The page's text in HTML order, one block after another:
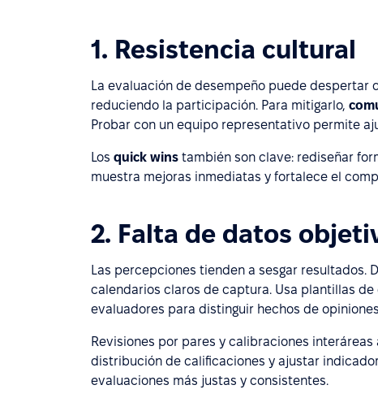
1. Resistencia cultural
La evaluación de desempeño puede
reduciendo la participación. Para mitigarlo,
Probar con un equipo representativo permite
Los quick wins también son clave: rediseñar
muestra mejoras inmediatas y fortalece el
2. Falta de datos
Las percepciones tienden a sesgar resultados.
calendarios claros de captura. Usa plantillas
evaluadores para distinguir hechos de
Revisiones por pares y calibraciones
distribución de calificaciones y ajustar
evaluaciones más justas y consistentes.